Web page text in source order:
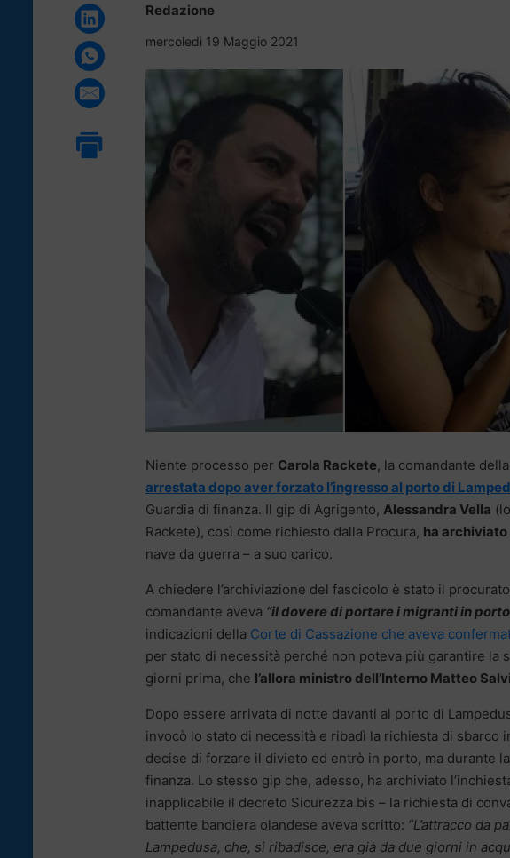
Redazione
mercoledì 19 Maggio 2021
Niente processo per Carola Rackete, la comandante della
arrestata dopo aver forzato l’ingresso al porto di
Guardia di finanza. Il gip di Agrigento, Alessandra Vella
Rackete), così come richiesto dalla Procura, ha archiviato
nave da guerra – a suo carico.
A chiedere l’archiviazione del fascicolo è stato il
comandante aveva “il dovere di portare i migranti in porto
indicazioni della Corte di Cassazione che aveva
per stato di necessità perché non poteva più garantire la
giorni prima, che l’allora ministro dell’Interno Matteo
Dopo essere arrivata di notte davanti al porto di
invocò lo stato di necessità e ribadì la richiesta di sbarco
decise di forzare il divieto ed entrò in porto, ma durante
finanza. Lo stesso gip che, adesso, ha archiviato
inapplicabile il decreto Sicurezza bis – la richiesta di
battente bandiera olandese aveva scritto: “L’attracco da
Lampedusa, che, si ribadisce, era già da due giorni in